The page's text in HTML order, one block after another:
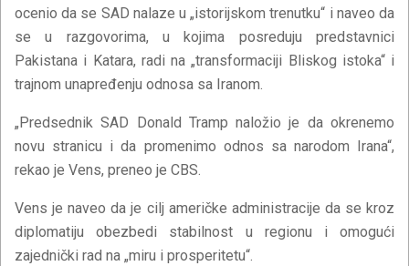
ocenio da se SAD nalaze u „istorijskom trenutku“ i naveo da
se u razgovorima, u kojima posreduju predstavnici
Pakistana i Katara, radi na „transformaciji Bliskog istoka“ i
trajnom unapređenju odnosa sa Iranom.
„Predsednik SAD Donald Tramp naložio je da okrenemo
novu stranicu i da promenimo odnos sa narodom Irana“,
rekao je Vens, preneo je CBS.
Vens je naveo da je cilj američke administracije da se kroz
diplomatiju obezbedi stabilnost u regionu i omogući
zajednički rad na „miru i prosperitetu“.